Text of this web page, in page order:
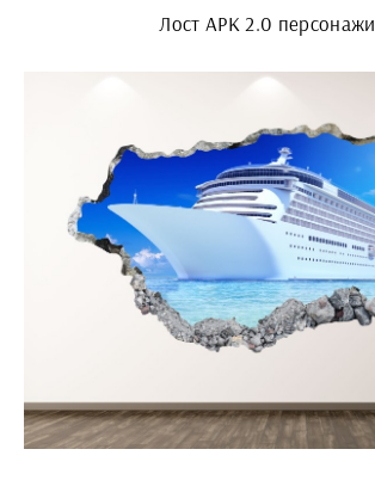
Лост АРК 2.0 персонажи